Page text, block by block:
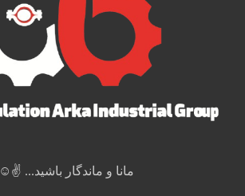
مانا و ماندگار باشید... ✌️☺️